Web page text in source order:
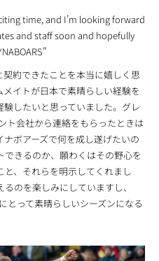
time, and I’m looking forward
and staff soon and hopefully
契約できたことを本当に嬉しく思
イトが日本で素晴らしい経験を
したいと思っていました。グレ
ト会社から連絡をもらったときは
ボアーズで何を成し遂げたいの
きるのか、願わくはその野心を
、それらを明示してくれまし
のを楽しみにしていますし、
とって素晴らしいシーズンになる